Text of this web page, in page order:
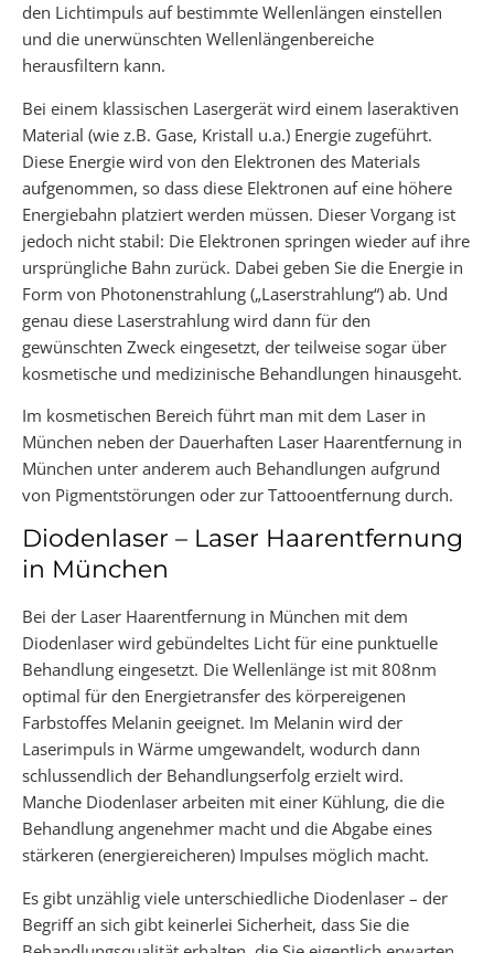
den Lichtimpuls auf bestimmte Wellenlängen einstellen
und die unerwünschten Wellenlängenbereiche
herausfiltern kann.
Bei einem klassischen Lasergerät wird einem laseraktiven
Material (wie z.B. Gase, Kristall u.a.) Energie zugeführt.
Diese Energie wird von den Elektronen des Materials
aufgenommen, so dass diese Elektronen auf eine höhere
Energiebahn platziert werden müssen. Dieser Vorgang ist
jedoch nicht stabil: Die Elektronen springen wieder auf ihre
ursprüngliche Bahn zurück. Dabei geben Sie die Energie in
Form von Photonenstrahlung („Laserstrahlung“) ab. Und
genau diese Laserstrahlung wird dann für den
gewünschten Zweck eingesetzt, der teilweise sogar über
kosmetische und medizinische Behandlungen hinausgeht.
Im kosmetischen Bereich führt man mit dem Laser in
München neben der Dauerhaften Laser Haarentfernung in
München unter anderem auch Behandlungen aufgrund
von Pigmentstörungen oder zur Tattooentfernung durch.
Diodenlaser – Laser Haarentfernung
in München
Bei der Laser Haarentfernung in München mit dem
Diodenlaser wird gebündeltes Licht für eine punktuelle
Behandlung eingesetzt. Die Wellenlänge ist mit 808nm
optimal für den Energietransfer des körpereigenen
Farbstoffes Melanin geeignet. Im Melanin wird der
Laserimpuls in Wärme umgewandelt, wodurch dann
schlussendlich der Behandlungserfolg erzielt wird.
Manche Diodenlaser arbeiten mit einer Kühlung, die die
Behandlung angenehmer macht und die Abgabe eines
stärkeren (energiereicheren) Impulses möglich macht.
Es gibt unzählig viele unterschiedliche Diodenlaser – der
Begriff an sich gibt keinerlei Sicherheit, dass Sie die